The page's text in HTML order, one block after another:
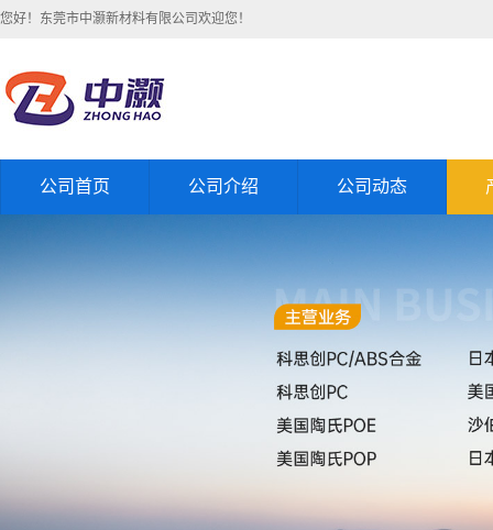
您好！东莞市中灏新材料有限公司欢迎您！
公司首页 公司介绍 公司动态